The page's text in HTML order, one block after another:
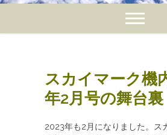
スカイマーク機
年2月号の舞台裏
2023年も2月になりました。ス